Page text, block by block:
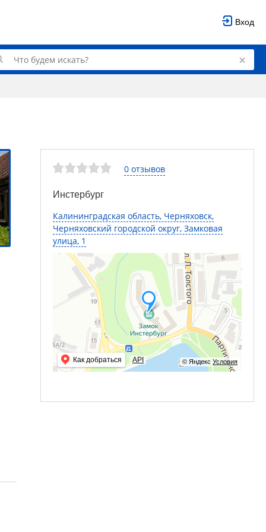
Вход
0 отзывов
Инстербург
Калининградская область, Черняховск,
Черняховский городской округ, Замковая
улица, 1
© Яндекс Условия
Как добраться API